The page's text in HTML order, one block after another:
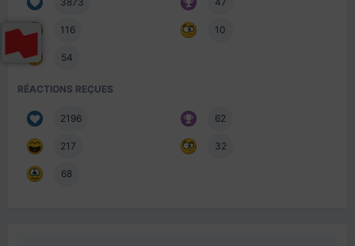
116 10
54
RÉACTIONS REÇUES
2196 62
217 32
68